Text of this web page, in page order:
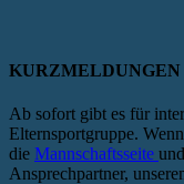
KURZMELDUNGEN
Ab sofort gibt es für
Elternsportgruppe.
die Mannschaftsseite
Ansprechpartner,